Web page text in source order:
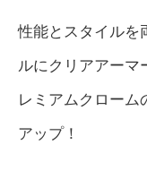
性能とスタイルを
ルにクリアアーマ
レミアムクローム
アップ！